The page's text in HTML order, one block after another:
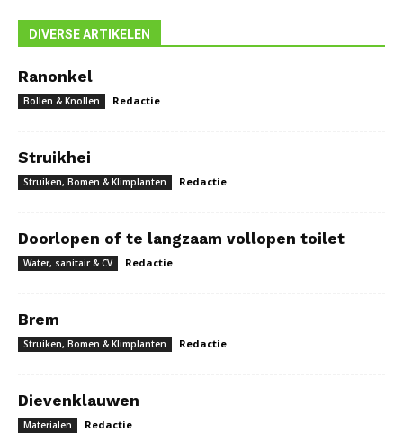
DIVERSE ARTIKELEN
Ranonkel
Bollen & Knollen Redactie
Struikhei
Struiken, Bomen & Klimplanten Redactie
Doorlopen of te langzaam vollopen toilet
Water, sanitair & CV Redactie
Brem
Struiken, Bomen & Klimplanten Redactie
Dievenklauwen
Materialen Redactie